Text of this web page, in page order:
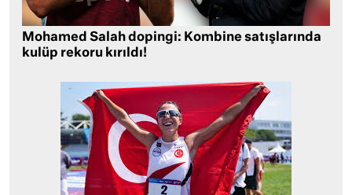
Mohamed Salah dopingi: Kombine satışlarında
kulüp rekoru kırıldı!